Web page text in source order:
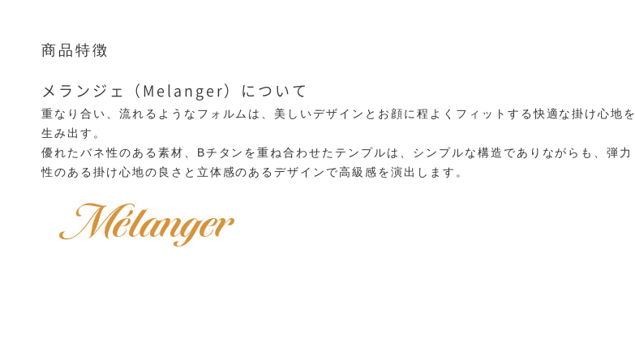
商品特徴
メランジェ（Melanger）について
重なり合い、流れるようなフォルムは、美しいデザインとお顔に程よくフィットする快適な掛け心地を
生み出す。
優れたバネ性のある素材、Bチタンを重ね合わせたテンプルは、シンプルな構造でありながらも、弾力
性のある掛け心地の良さと立体感のあるデザインで高級感を演出します。